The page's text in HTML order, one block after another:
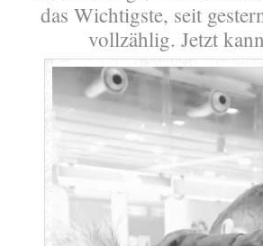
das Wichtigste, seit
vollzählig. Jetzt